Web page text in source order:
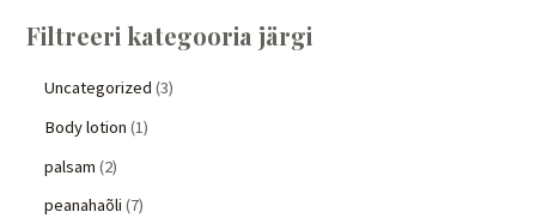
Filtreeri kategooria järgi
Uncategorized 3
Body lotion 1
palsam 2
peanahaõli 7